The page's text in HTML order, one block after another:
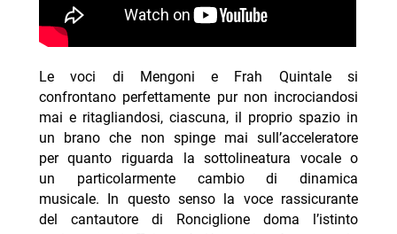
Le voci di Mengoni e Frah Quintale si
confrontano perfettamente pur non incrociandosi
mai e ritagliandosi, ciascuna, il proprio spazio in
un brano che non spinge mai sull’acceleratore
per quanto riguarda la sottolineatura vocale o
un particolarmente cambio di dinamica
musicale. In questo senso la voce rassicurante
del cantautore di Ronciglione doma l’istinto